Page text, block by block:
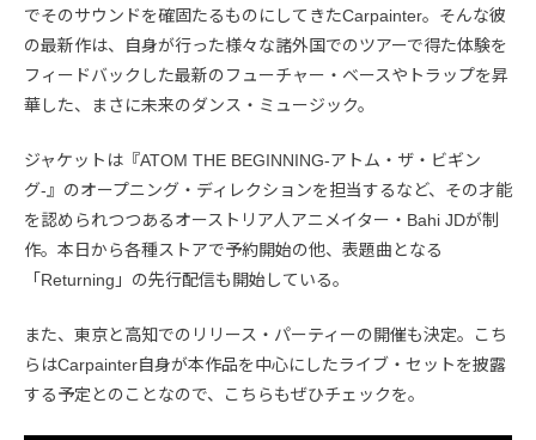
でそのサウンドを確固たるものにしてきたCarpainter。そんな彼
の最新作は、自身が行った様々な諸外国でのツアーで得た体験を
フィードバックした最新のフューチャー・ベースやトラップを昇
華した、まさに未来のダンス・ミュージック。
ジャケットは『ATOM THE BEGINNING-アトム・ザ・ビギン
グ-』のオープニング・ディレクションを担当するなど、その才能
を認められつつあるオーストリア人アニメイター・Bahi JDが制
作。本日から各種ストアで予約開始の他、表題曲となる
「Returning」の先行配信も開始している。
また、東京と高知でのリリース・パーティーの開催も決定。こち
らはCarpainter自身が本作品を中心にしたライブ・セットを披露
する予定とのことなので、こちらもぜひチェックを。